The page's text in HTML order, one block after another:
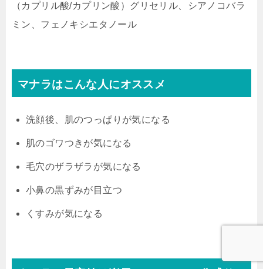
（カプリル酸/カプリン酸）グリセリル、シアノコバラ
ミン、フェノキシエタノール
マナラはこんな人にオススメ
洗顔後、肌のつっぱりが気になる
肌のゴワつきが気になる
毛穴のザラザラが気になる
小鼻の黒ずみが目立つ
くすみが気になる